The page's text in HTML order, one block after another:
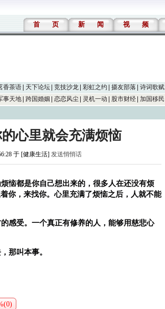
首 页 新 闻 视 频
香茶语 天下论坛 竞技沙龙 彩虹之约 摄友部落 诗词歌赋
事天地 跨国婚姻 恋恋风尘 灵机一动 股市财经 加国移民
心里就会充满烦恼
于 [健康生活] 发送悄悄话
恼都是你自己想出来的，很多人在还没有烦
你，来找你。心里充满了烦恼之后，人就不能
感受。一个真正有修养的人，能够用慈悲心
那叫本事。